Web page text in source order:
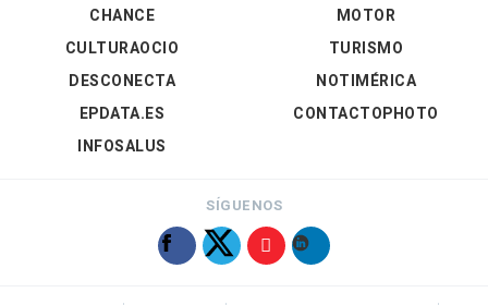
CHANCE
CULTURAOCIO
DESCONECTA
EPDATA.ES
INFOSALUS
MOTOR
TURISMO
NOTIMÉRICA
CONTACTOPHOTO
SÍGUENOS